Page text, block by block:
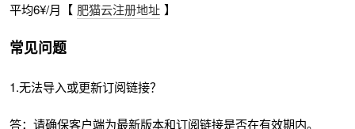
平均6¥/月【 肥猫云注册地址 】
常见问题
1.无法导入或更新订阅链接？
答：请确保客户端为最新版本和订阅链接是否在有效期内。